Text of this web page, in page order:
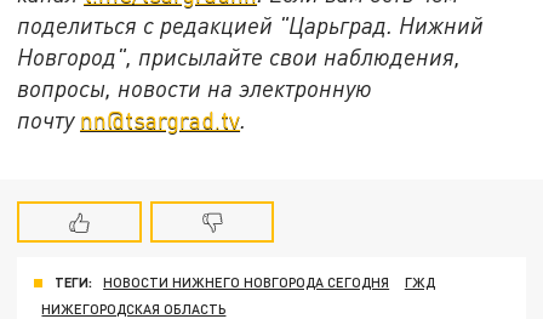
поделиться с редакцией "Царьград. Нижний
Новгород", присылайте свои наблюдения,
вопросы, новости на электронную
почту nn@tsargrad.tv.
ТЕГИ: НОВОСТИ НИЖНЕГО НОВГОРОДА СЕГОДНЯ
ГЖД
НИЖЕГОРОДСКАЯ ОБЛАСТЬ